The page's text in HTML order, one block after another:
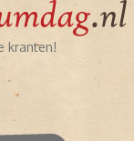
kranten!